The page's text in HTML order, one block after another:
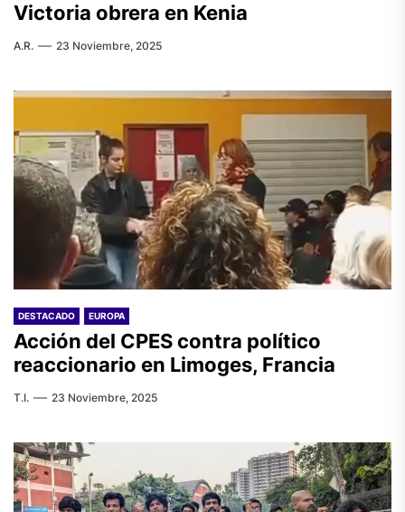
Victoria obrera en Kenia
A.R. 23 Noviembre, 2025
DESTACADO EUROPA
Acción del CPES contra político
reaccionario en Limoges, Francia
T.I. 23 Noviembre, 2025